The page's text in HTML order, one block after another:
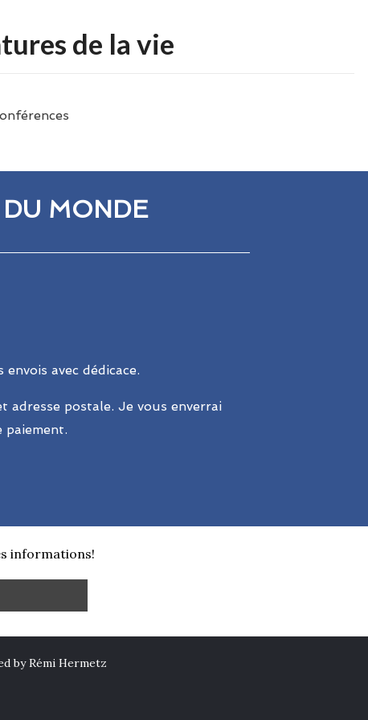
de la vie
MONDE
avec dédicace.
adresse postale. Je vous enverrai
informations!
by Rémi Hermetz